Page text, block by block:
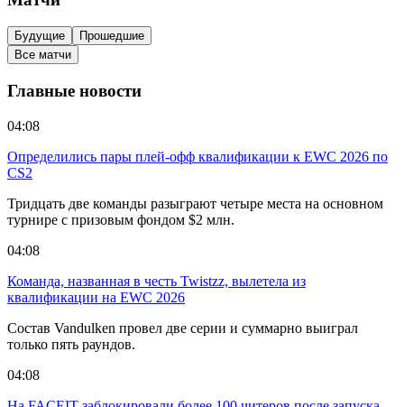
Будущие
Прошедшие
Все матчи
Главные новости
04:08
Определились пары плей-офф квалификации к EWC 2026 по
CS2
Тридцать две команды разыграют четыре места на основном
турнире с призовым фондом $2 млн.
04:08
Команда, названная в честь Twistzz, вылетела из
квалификации на EWC 2026
Состав Vandulken провел две серии и суммарно выиграл
только пять раундов.
04:08